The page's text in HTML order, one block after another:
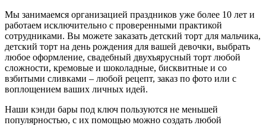
Мы занимаемся организацией праздников уже более 10 лет и
работаем исключительно с проверенными практикой
сотрудниками. Вы можете заказать детский торт для мальчика,
детский торт на день рождения для вашей девочки, выбрать
любое оформление, свадебный двухъярусный торт любой
сложности, кремовые и шоколадные, бисквитные и со
взбитыми сливками – любой рецепт, заказ по фото или с
воплощением ваших личных идей.
Наши кэнди бары под ключ пользуются не меньшей
популярностью, с их помощью можно создать любой